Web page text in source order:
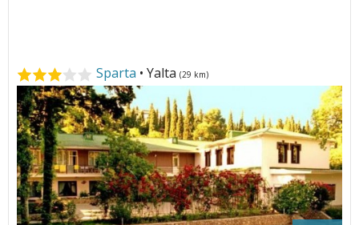
Sparta • Yalta (29 km)